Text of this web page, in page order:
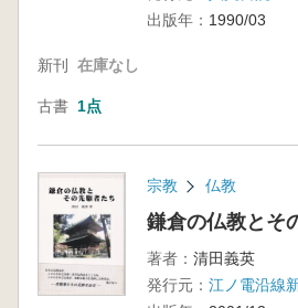
出版年： 1990/03
新刊 在庫なし
古書 1点
宗教 仏教
鎌倉の仏教とそ
著者： 清田義英
発行元： 江ノ電沿線